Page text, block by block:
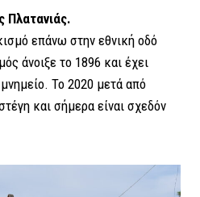
Πλατανιάς.
επάνω στην εθνική οδό
άνοιξε το 1896 και έχει
Το 2020 μετά από
και σήμερα είναι σχεδόν